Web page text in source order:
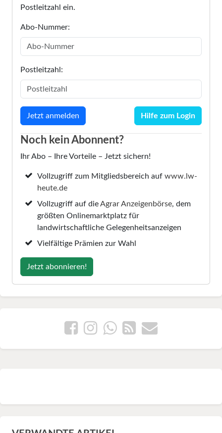
Postleitzahl ein.
Abo-Nummer:
Postleitzahl:
Hilfe zum Login
Noch kein Abonnent?
Ihr Abo – Ihre Vorteile – Jetzt sichern!
Vollzugriff zum Mitgliedsbereich aufwww.lw-
heute.de
Vollzugriff auf dieAgrar Anzeigenbörse, dem
größten Onlinemarktplatz für
landwirtschaftliche Gelegenheitsanzeigen
Vielfältige Prämien zur Wahl
Jetzt abonnieren!